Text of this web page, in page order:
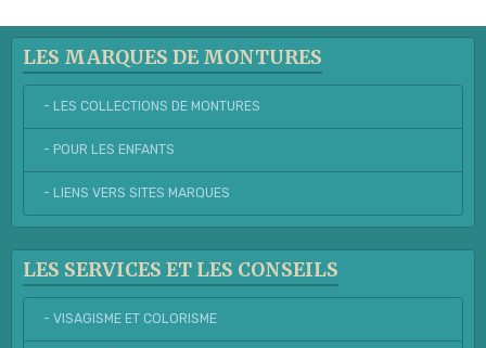
LES MARQUES DE MONTURES
- LES COLLECTIONS DE MONTURES
- POUR LES ENFANTS
- LIENS VERS SITES MARQUES
LES SERVICES ET LES CONSEILS
- VISAGISME ET COLORISME